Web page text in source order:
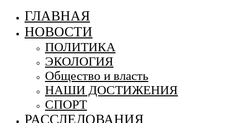
ГЛАВНАЯ
НОВОСТИ
ПОЛИТИКА
ЭКОЛОГИЯ
Общество и власть
НАШИ ДОСТИЖЕНИЯ
СПОРТ
РАССЛЕДОВАНИЯ